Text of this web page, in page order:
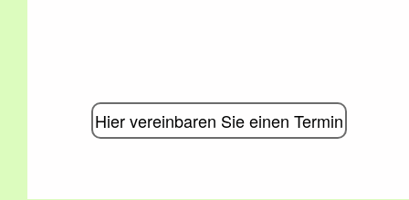
Hier vereinbaren Sie einen Termin